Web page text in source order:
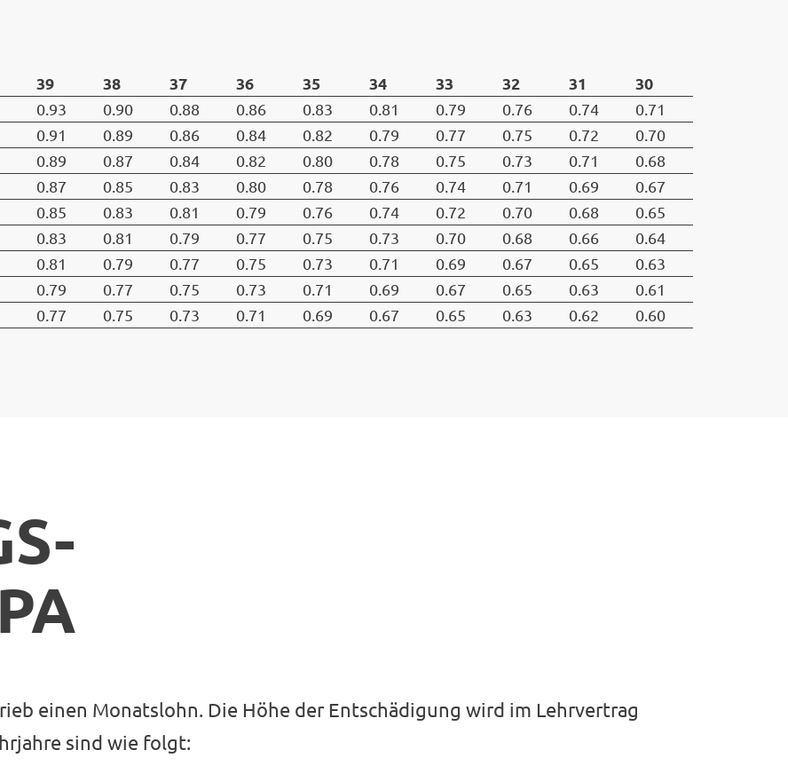
39 38 37 36 35 34 33 32 31
30
0.93 0.90 0.88 0.86 0.83 0.81 0.79 0.76 0.74 0.71
0.91 0.89 0.86 0.84 0.82 0.79 0.77 0.75 0.72 0.70
0.89 0.87 0.84 0.82 0.80 0.78 0.75 0.73 0.71 0.68
0.87 0.85 0.83 0.80 0.78 0.76 0.74 0.71 0.69 0.67
0.85 0.83 0.81 0.79 0.76 0.74 0.72 0.70 0.68 0.65
0.83 0.81 0.79 0.77 0.75 0.73 0.70 0.68 0.66 0.64
0.81 0.79 0.77 0.75 0.73 0.71 0.69 0.67 0.65 0.63
0.79 0.77 0.75 0.73 0.71 0.69 0.67 0.65 0.63 0.61
0.77 0.75 0.73 0.71 0.69 0.67 0.65 0.63 0.62 0.60
einen Monatslohn. Die Höhe der Entschädigung wird im Lehrvertrag
sind wie folgt: